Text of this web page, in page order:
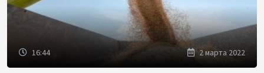
16:44 2 марта 2022